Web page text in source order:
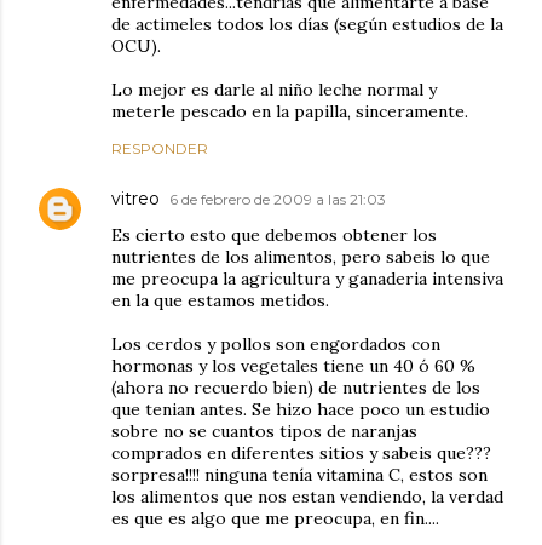
de actimeles todos los días (según estudios de la
OCU).
Lo mejor es darle al niño leche normal y
meterle pescado en la papilla, sinceramente.
RESPONDER
vitreo 6 de febrero de 2009 a las 21:03
Es cierto esto que debemos obtener los
nutrientes de los alimentos, pero sabeis lo que
me preocupa la agricultura y ganaderia intensiva
en la que estamos metidos.
Los cerdos y pollos son engordados con
hormonas y los vegetales tiene un 40 ó 60 %
(ahora no recuerdo bien) de nutrientes de los
que tenian antes. Se hizo hace poco un estudio
sobre no se cuantos tipos de naranjas
comprados en diferentes sitios y sabeis que???
sorpresa!!!! ninguna tenía vitamina C, estos son
los alimentos que nos estan vendiendo, la verdad
es que es algo que me preocupa, en fin....